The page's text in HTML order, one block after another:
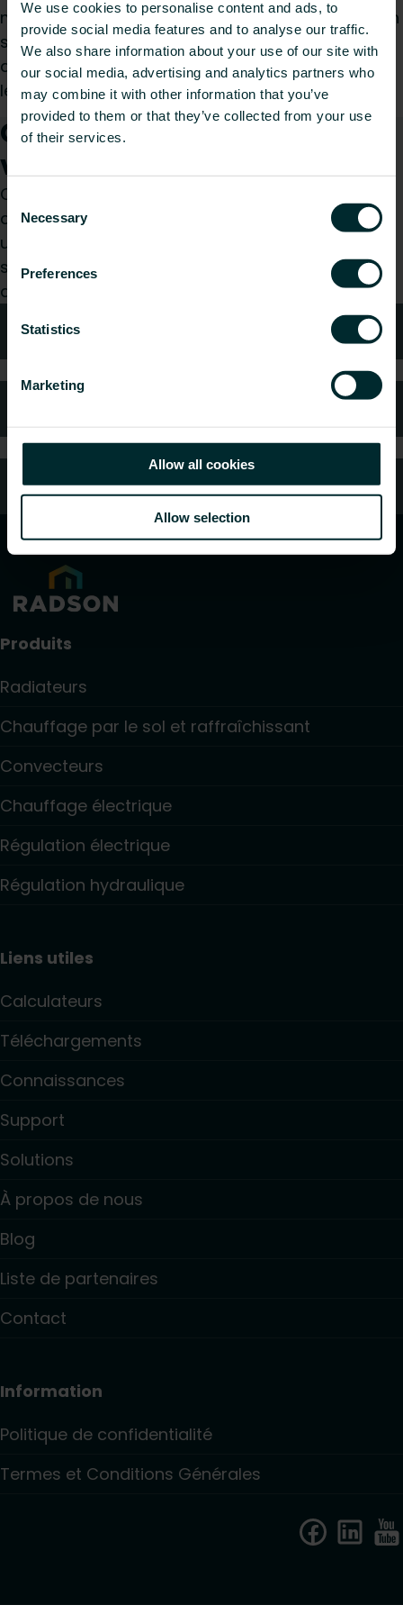
We use cookies to personalise content and ads, to
provide social media features and to analyse our traffic.
We also share information about your use of our site with
our social media, advertising and analytics partners who
may combine it with other information that you’ve
provided to them or that they’ve collected from your use
of their services.
Consent
Selection
Necessary
Preferences
Statistics
Marketing
Allow all cookies
Allow selection
minimisant les dommages. Cet outil accélère non
seulement le processus d'installation mais
améliore également la sécurité et l'efficacité sur
le chantier
Comment pouvons-nous
vous aider ?
Que vous soyez prescripteur, installateur,
architecte, bureau d’études, distributeur ou
utilisateur final, choisissez une catégorie et nous
serons ravis de prendre en charge votre
demande.
Conseils techniques
Service client
Produits
Radiateurs
Chauffage par le sol et raffraîchissant
Convecteurs
Chauffage électrique
Régulation électrique
Régulation hydraulique
Liens utiles
Calculateurs
Téléchargements
Connaissances
Support
Solutions
À propos de nous
Blog
Liste de partenaires
Contact
Information
Politique de confidentialité
Termes et Conditions Générales